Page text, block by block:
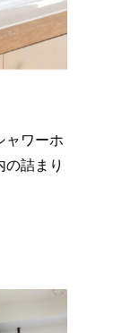
ャワーホ
の詰まり